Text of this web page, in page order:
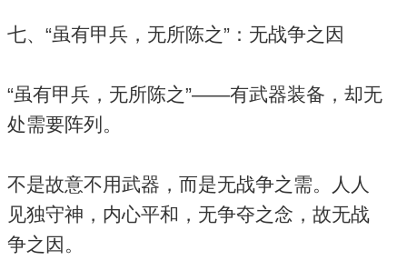
七、“虽有甲兵，无所陈之”：无战争之因
“虽有甲兵，无所陈之”——有武器装备，却无
处需要阵列。
不是故意不用武器，而是无战争之需。人人
见独守神，内心平和，无争夺之念，故无战
争之因。